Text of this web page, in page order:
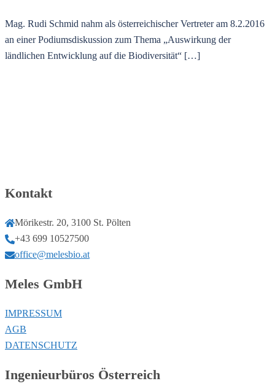
Mag. Rudi Schmid nahm als österreichischer Vertreter am 8.2.2016
an einer Podiumsdiskussion zum Thema „Auswirkung der
ländlichen Entwicklung auf die Biodiversität“ […]
Kontakt
Mörikestr. 20, 3100 St. Pölten
+43 699 10527500
office@melesbio.at
Meles GmbH
IMPRESSUM
AGB
DATENSCHUTZ
Ingenieurbüros Österreich